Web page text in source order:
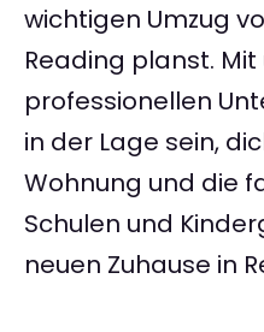
wichtigen Umzug
Reading planst.
professionellen
in der Lage sein,
Wohnung und die
Schulen und
neuen Zuhause in